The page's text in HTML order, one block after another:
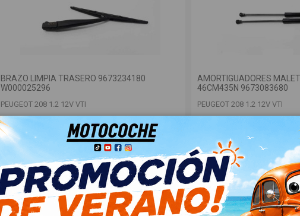
BRAZO LIMPIA TRASERO 9673234180
W000025296
PEUGEOT 208 1.2 12V VTI
OEM:
ID: 999734
12,00 € Sin IVA
14,52 €
AMORTIGUADORES
46CM435N 9673083680
PEUGEOT 208 1.2 12V VTI
OEM:
999717
18,00 € Sin IVA
21,78 €